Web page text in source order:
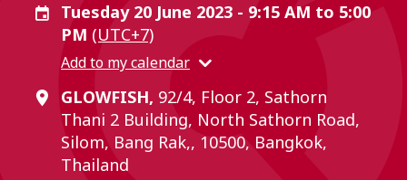
Tuesday 20 June 2023 - 9:15 AM to 5:00
PM (UTC+7)
Add to my calendar
GLOWFISH, 92/4, Floor 2, Sathorn
Thani 2 Building, North Sathorn Road,
Silom, Bang Rak,, 10500, Bangkok,
Thailand